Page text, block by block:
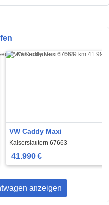
VW Caddy Maxi
Kaiserslautern 67663
41.990 €
anzeigen